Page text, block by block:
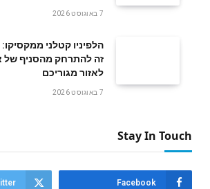
7 באוגוסט 2026
הלפיניו קטלני
זה להתרחק מהסניף של
לאזור מגוריכם
7 באוגוסט 2026
Stay In Touch
Facebook